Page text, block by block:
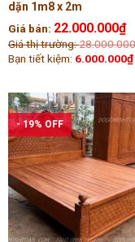
dặn 1m8 x 2m
Giá bán: 22.000.000₫
Giá thị trường:28.000.000
Bạn tiết kiệm: 6.000.000₫
- 19% OFF